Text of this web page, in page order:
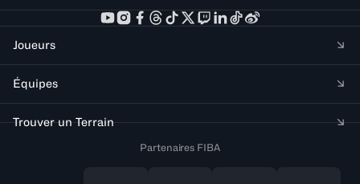
Joueurs
Équipes
Trouver un Terrain
Partenaires FIBA